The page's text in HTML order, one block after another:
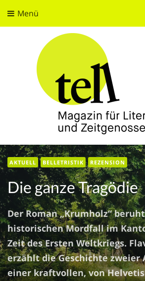
Menü
tell
Magazin für Literatur und Zeitgenossenschaft
AKTUELL BELLETRISTIK REZENSION
Die ganze Tragödie
Der Roman „Krumholz“
historischen Mordfall im
Zeit des Ersten Weltkriegs.
erzählt die Geschichte zweier
einer kraftvollen, von